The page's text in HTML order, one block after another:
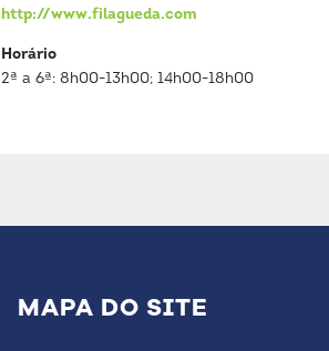
http://www.filagueda.com
Horário
2ª a 6ª: 8h00-13h00; 14h00-18h00
MAPA DO SITE